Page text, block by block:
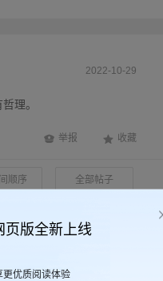
2022-10-29
理。
举报 收藏
顺序 全部帖子
页版全新上线
更优质阅读体验